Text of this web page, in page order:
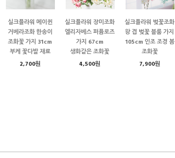
실크플라워 메이퀸
거베라조화 한송이
조화꽃 가지 31cm
부케 꽃다발 재료
2,700원
실크플라워 장미조화
엘리자베스 퍼퓸로즈
가지 67cm
생화같은 조화꽃
4,500원
실크플라워 벚꽃조화
왕 겹 벚꽃 블룸 가지
105cm 인조 조경 봄
조화꽃
7,900원